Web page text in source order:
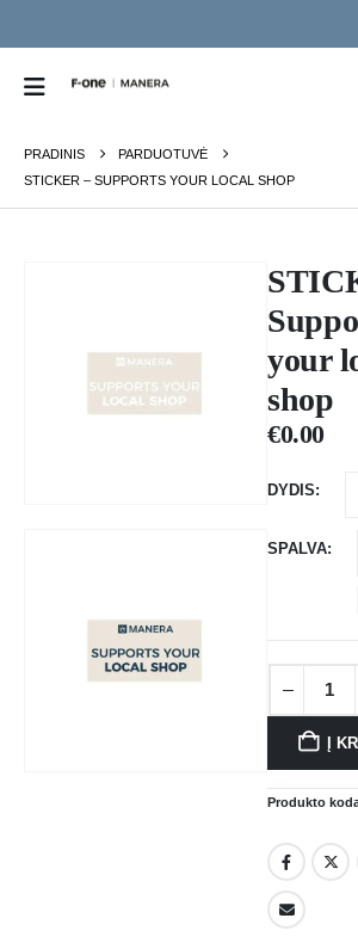
PRADINIS
PARDUOTUVĖ
STICKER – SUPPORTS YOUR LOCAL SHOP
your
shop
€0.00
DYDIS
SPALVA
Į
Produkto